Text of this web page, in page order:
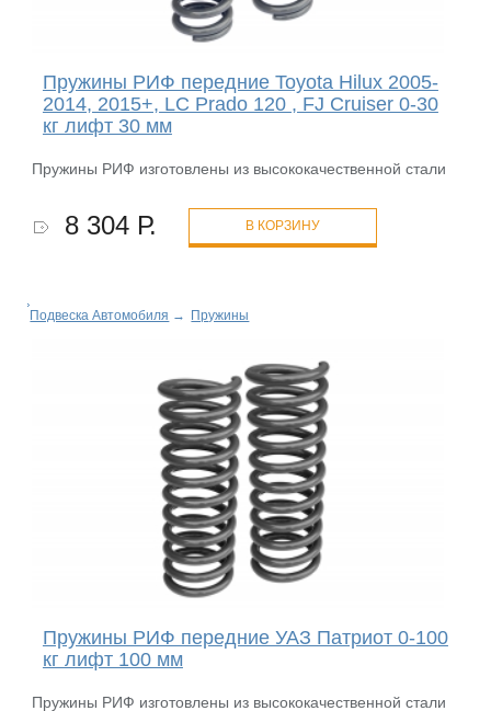
Пружины РИФ передние Toyota Hilux 2005-
2014, 2015+, LC Prado 120 , FJ Cruiser 0-30
кг лифт 30 мм
Пружины РИФ изготовлены из высококачественной стали
8 304 Р. В КОРЗИНУ
Подвеска Автомобиля → Пружины
Пружины РИФ передние УАЗ Патриот 0-100
кг лифт 100 мм
Пружины РИФ изготовлены из высококачественной стали